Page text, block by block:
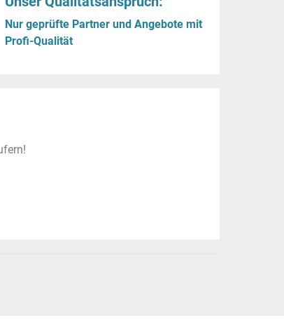
Nur geprüfte Partner und Angebote mit
Profi-Qualität